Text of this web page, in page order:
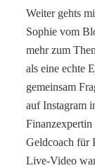
Weiter gehts
Sophie vom
mehr zum
als eine echte
gemeinsam
auf Instagram
Geldcoach für
Live-Video